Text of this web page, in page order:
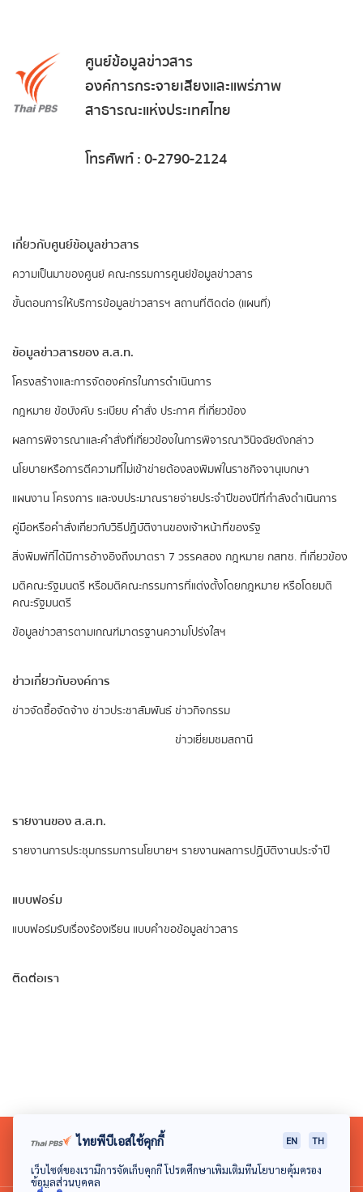
ศูนย์ข้อมูลข่าวสาร
องค์การกระจายเสียงและแพร่ภาพ
สาธารณะแห่งประเทศไทย
โทรศัพท์ : 0-2790-2124
เกี่ยวกับศูนย์ข้อมูลข่าวสาร
ความเป็นมาของศูนย์ คณะกรรมการศูนย์ข้อมูลข่าวสาร
ขั้นตอนการให้บริการข้อมูลข่าวสารฯ สถานที่ติดต่อ (แผนที่)
ข้อมูลข่าวสารของ ส.ส.ท.
​โครงสร้างและการจัดองค์กรในการดำเนินการ
กฎหมาย ข้อบังคับ ระเบียบ คำสั่ง ประกาศ ที่เกี่ยวข้อง
ผลการพิจารณาและคำสั่งที่เกี่ยวข้องในการพิจารณาวินิจฉัยดังกล่าว
นโยบายหรือการตีความที่ไม่เข้าข่ายต้องลงพิมพ์ในราชกิจจานุเบกษา
แผนงาน โครงการ และงบประมาณรายจ่ายประจำปีของปีที่กำลังดำเนินการ
คู่มือหรือคำสั่งเกี่ยวกับวิธีปฏิบัติงานของเจ้าหน้าที่ของรัฐ
สิ่งพิมพ์ที่ได้มีการอ้างอิงถึงมาตรา 7 วรรคสอง กฎหมาย กสทช. ที่เกี่ยวข้อง
มติคณะรัฐมนตรี หรือมติคณะกรรมการที่แต่งตั้งโดยกฎหมาย หรือโดยมติ
คณะรัฐมนตรี
ข้อมูลข่าวสารตามเกณฑ์มาตรฐานความโปร่งใสฯ
ข่าวเกี่ยวกับองค์การ
ข่าวจัดซื้อจัดจ้าง ข่าวประชาสัมพันธ์ ข่าวกิจกรรม
ข่าวเยี่ยมชมสถานี
รายงานของ ส.ส.ท.
รายงานการประชุมกรรมการนโยบายฯ รายงานผลการปฏิบัติงานประจำปี
แบบฟอร์ม
แบบฟอร์มรับเรื่องร้องเรียน แบบคำขอข้อมูลข่าวสาร
ติดต่อเรา
ไทยพีบีเอสใช้คุกกี้ EN TH
เว็บไซต์ของเรามีการจัดเก็บคุกกี้ โปรดศึกษาเพิ่มเติมที่นโยบายคุ้มครอง
ข้อมูลส่วนบุคคล